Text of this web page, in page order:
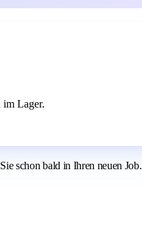
im Lager.
schon bald in Ihren neuen Job.